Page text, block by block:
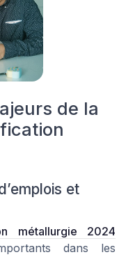
de la
et
métallurgie 2024
dans les